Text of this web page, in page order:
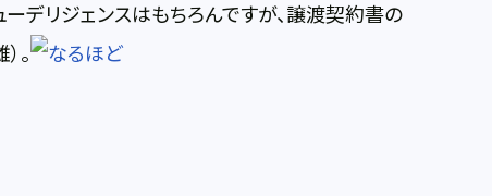
デリジェンスはもちろんですが、譲渡契約書の
。